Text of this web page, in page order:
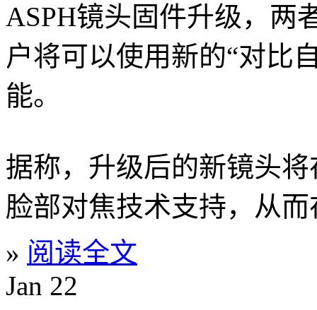
ASPH镜头固件升级，两
户将可以使用新的“对比
能。
据称，升级后的新镜头
脸部对焦技术支持，从
» 阅读全文
Jan 22